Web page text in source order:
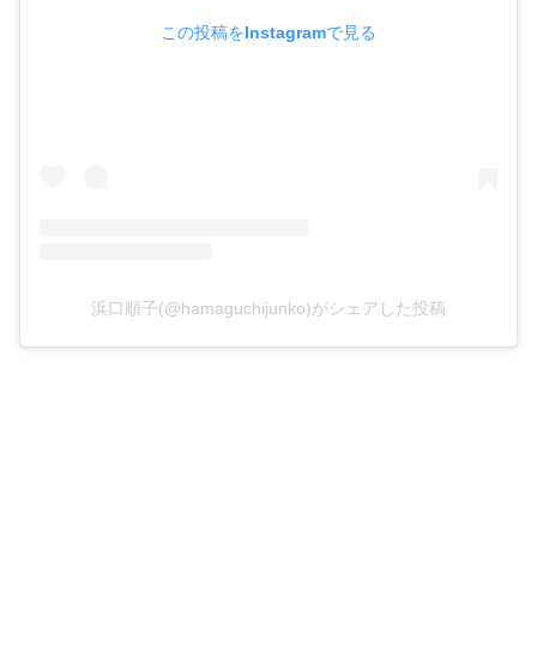
この投稿をInstagramで見る
浜口順子(@hamaguchijunko)がシェアした投稿